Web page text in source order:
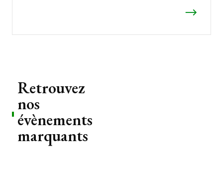
Retrouvez
nos
évènements
marquants